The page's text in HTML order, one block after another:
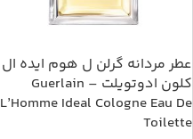
عطر مردانه گرلن ل هوم ایده ال
کلون ادوتویلت – Guerlain
L’Homme Ideal Cologne Eau De
Toilette